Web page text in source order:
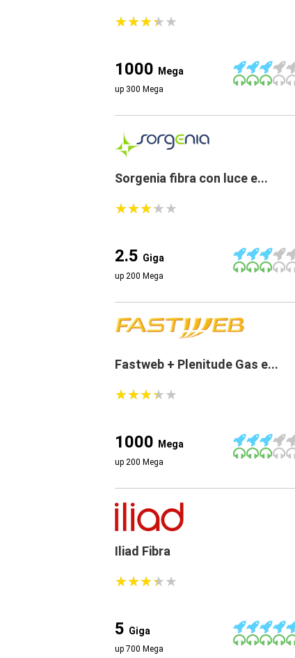
★★★★★
★★★★★
1000 Mega
up 300 Mega
Sorgenia fibra con luce e...
★★★★★
★★★★★
2.5 Giga
up 200 Mega
Fastweb + Plenitude Gas e...
★★★★★
★★★★★
1000 Mega
up 200 Mega
Iliad Fibra
★★★★★
★★★★★
5 Giga
up 700 Mega